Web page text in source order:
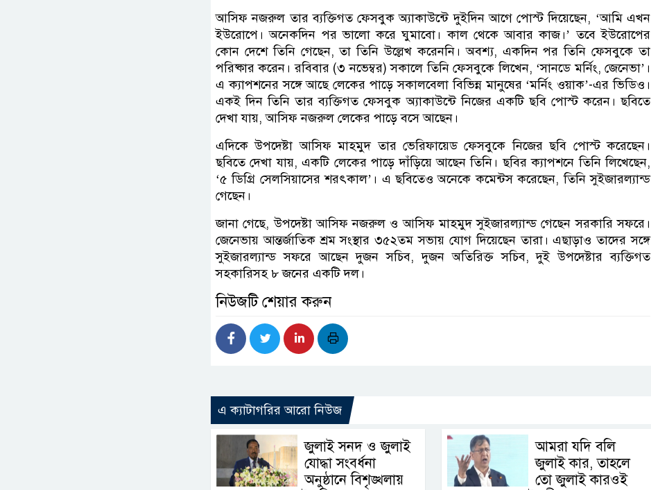
আসিফ নজরুল তার ব্যক্তিগত ফেসবুক অ্যাকাউন্টে দুইদিন আগে পোস্ট দিয়েছেন, ‘আমি এখন
ইউরোপে। অনেকদিন পর ভালো করে ঘুমাবো। কাল থেকে আবার কাজ।’ তবে ইউরোপের
কোন দেশে তিনি গেছেন, তা তিনি উল্লেখ করেননি। অবশ্য, একদিন পর তিনি ফেসবুকে তা
পরিষ্কার করেন। রবিবার (৩ নভেম্বর) সকালে তিনি ফেসবুকে লিখেন, ‘সানডে মর্নিং, জেনেভা’।
এ ক্যাপশনের সঙ্গে আছে লেকের পাড়ে সকালবেলা বিভিন্ন মানুষের ‘মর্নিং ওয়াক’-এর ভিডিও।
একই দিন তিনি তার ব্যক্তিগত ফেসবুক অ্যাকাউন্টে নিজের একটি ছবি পোস্ট করেন। ছবিতে
দেখা যায়, আসিফ নজরুল লেকের পাড়ে বসে আছেন।
এদিকে উপদেষ্টা আসিফ মাহমুদ তার ভেরিফায়েড ফেসবুকে নিজের ছবি পোস্ট করেছেন।
ছবিতে দেখা যায়, একটি লেকের পাড়ে দাঁড়িয়ে আছেন তিনি। ছবির ক্যাপশনে তিনি লিখেছেন,
‘৫ ডিগ্রি সেলসিয়াসের শরৎকাল’। এ ছবিতেও অনেকে কমেন্টস করেছেন, তিনি সুইজারল্যান্ড
গেছেন।
জানা গেছে, উপদেষ্টা আসিফ নজরুল ও আসিফ মাহমুদ সুইজারল্যান্ড গেছেন সরকারি সফরে।
জেনেভায় আন্তর্জাতিক শ্রম সংস্থার ৩৫২তম সভায় যোগ দিয়েছেন তারা। এছাড়াও তাদের সঙ্গে
সুইজারল্যান্ড সফরে আছেন দুজন সচিব, দুজন অতিরিক্ত সচিব, দুই উপদেষ্টার ব্যক্তিগত
সহকারিসহ ৮ জনের একটি দল।
নিউজটি শেয়ার করুন
এ ক্যাটাগরির আরো নিউজ
জুলাই সনদ ও জুলাই
যোদ্ধা সংবর্ধনা
অনুষ্ঠানে বিশৃঙ্খলায়
আমরা যদি বলি
জুলাই কার, তাহলে
তো জুলাই কারওই